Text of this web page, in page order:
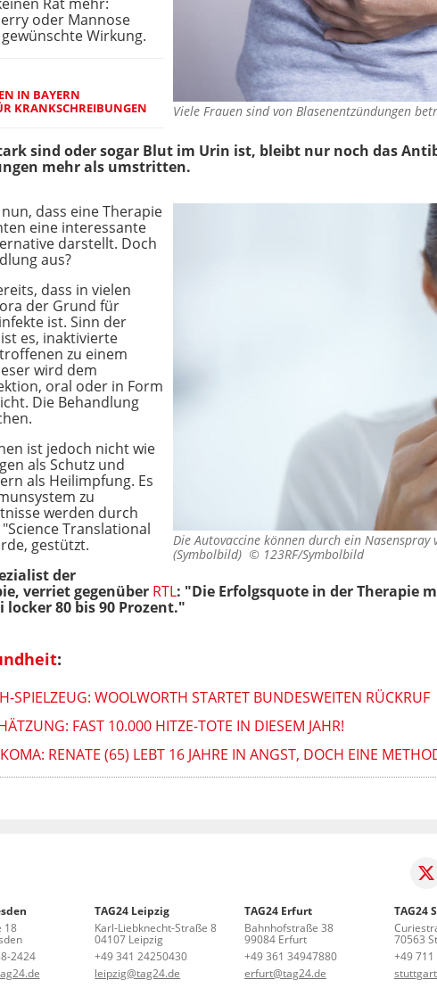
Viele Frauen sind von Blasenentzündungen
oder Mannose
Wirkung.
IN BAYERN
KRANKSCHREIBUNGEN
sind oder sogar Blut im Urin ist, bleibt nur noch das
mehr als umstritten.
Die Autovaccine können durch ein Nasenspray
(Symbolbild) © 123RF/Symbolbild
dass eine Therapie
eine interessante
darstellt. Doch
aus?
dass in vielen
der Grund für
ist. Sinn der
es, inaktivierte
zu einem
wird dem
oral oder in Form
Die Behandlung
ist jedoch nicht wie
als Schutz und
als Heilimpfung. Es
zu
werden durch
Translational
gestützt.
der
verriet gegenüber RTL: "Die Erfolgsquote in der Therapie
80 bis 90 Prozent."
:
SPIELZEUG: WOOLWORTH STARTET BUNDESWEITEN RÜCKRUF
FAST 10.000 HITZE-TOTE IN DIESEM JAHR!
RENATE (65) LEBT 16 JAHRE IN ANGST, DOCH EINE
18
2424
TAG24 Leipzig
Karl-Liebknecht-Straße 8
04107 Leipzig
+49 341 24250430
leipzig@tag24.de
TAG24 Erfurt
Bahnhofstraße 38
99084 Erfurt
+49 361 34947880
erfurt@tag24.de
TAG24
70563
+49